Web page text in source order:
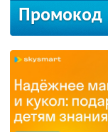
Промокод